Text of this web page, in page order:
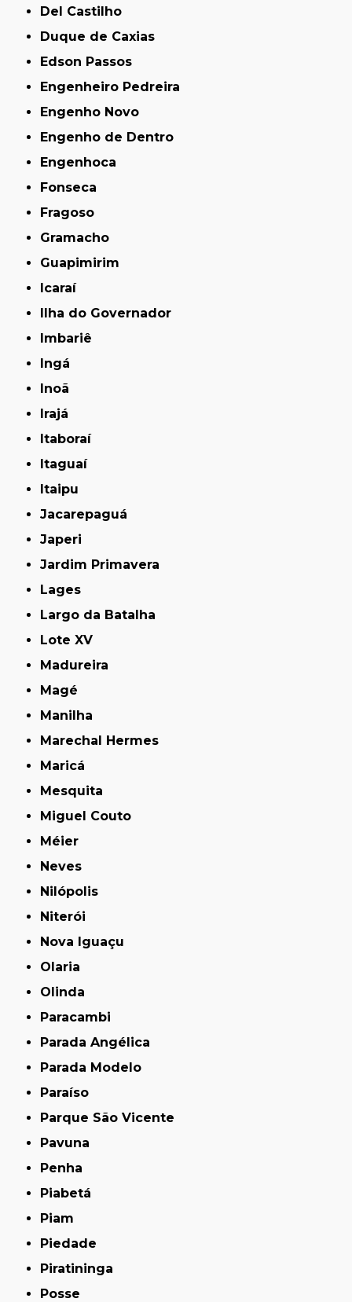
Del Castilho
Duque de Caxias
Edson Passos
Engenheiro Pedreira
Engenho Novo
Engenho de Dentro
Engenhoca
Fonseca
Fragoso
Gramacho
Guapimirim
Icaraí
Ilha do Governador
Imbariê
Ingá
Inoã
Irajá
Itaboraí
Itaguaí
Itaipu
Jacarepaguá
Japeri
Jardim Primavera
Lages
Largo da Batalha
Lote XV
Madureira
Magé
Manilha
Marechal Hermes
Maricá
Mesquita
Miguel Couto
Méier
Neves
Nilópolis
Niterói
Nova Iguaçu
Olaria
Olinda
Paracambi
Parada Angélica
Parada Modelo
Paraíso
Parque São Vicente
Pavuna
Penha
Piabetá
Piam
Piedade
Piratininga
Posse